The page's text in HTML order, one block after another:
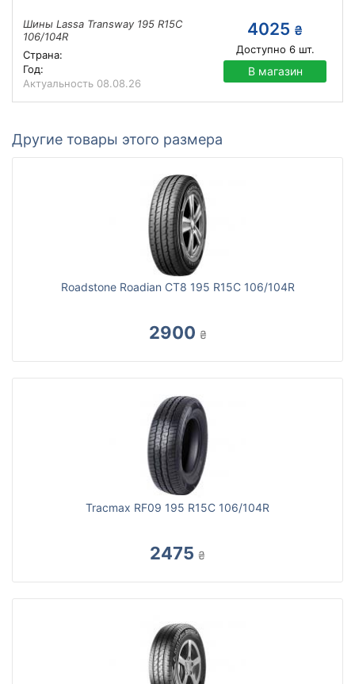
Шины Lassa Transway 195 R15C
106/104R
Страна:
Год:
Актуальность 08.08.26
4025 ₴
Доступно 6шт.
В магазин
Другие товары этого размера
Roadstone Roadian CT8 195 R15C 106/104R
2900 ₴
Tracmax RF09 195 R15C 106/104R
2475 ₴